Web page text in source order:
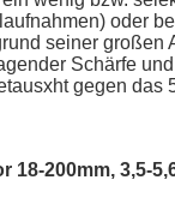
oder
seiner großen
Schärfe
gegen das
18-200mm, 3,5-